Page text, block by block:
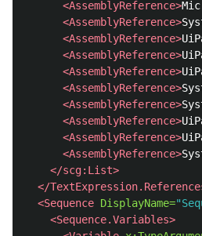
<AssemblyReference>
<AssemblyReference>
<AssemblyReference>
<AssemblyReference>
<AssemblyReference>
<AssemblyReference>
<AssemblyReference>
<AssemblyReference>
<AssemblyReference>
<AssemblyReference>
</scg:List>
</
<Sequence DisplayName=
<Sequence.Variables>